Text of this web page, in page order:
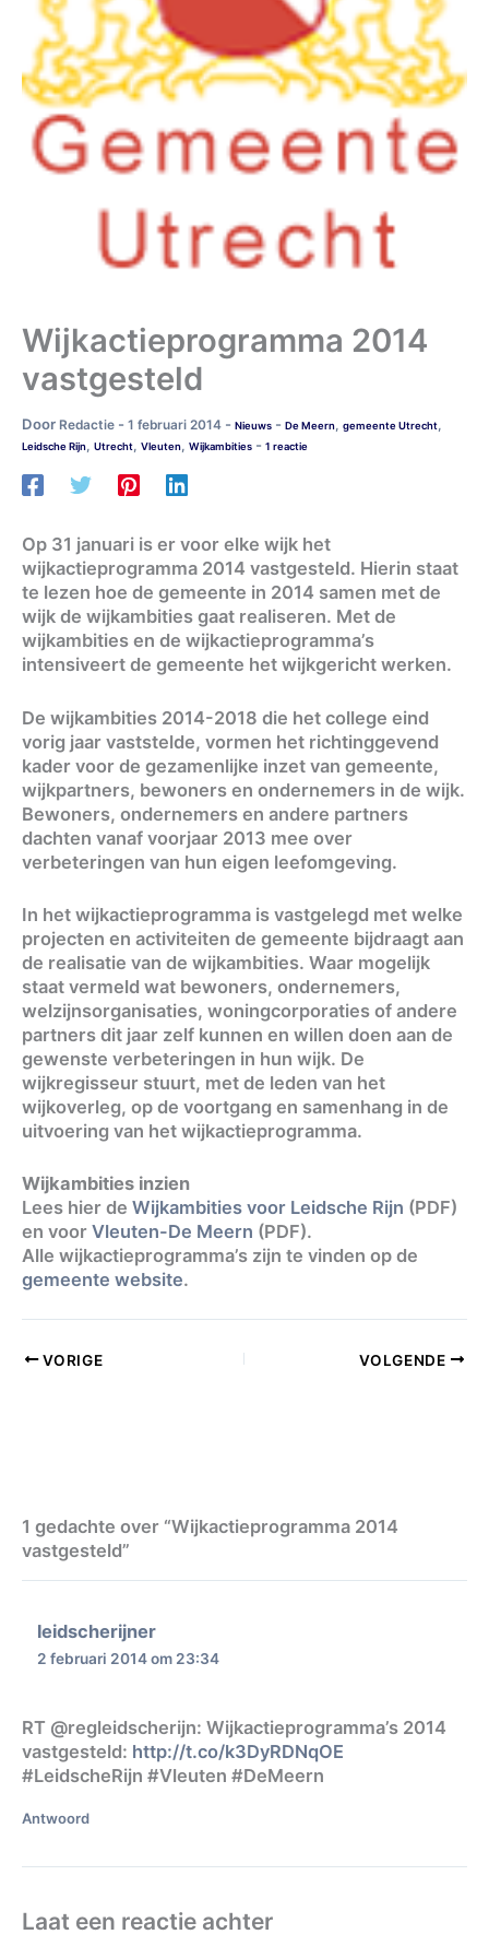
Wijkactieprogramma 2014
vastgesteld
Door Redactie - 1 februari 2014 - Nieuws - De Meern, gemeente Utrecht,
Leidsche Rijn, Utrecht, Vleuten, Wijkambities - 1 reactie
Op 31 januari is er voor elke wijk het
wijkactieprogramma 2014 vastgesteld. Hierin staat
te lezen hoe de gemeente in 2014 samen met de
wijk de wijkambities gaat realiseren. Met de
wijkambities en de wijkactieprogramma’s
intensiveert de gemeente het wijkgericht werken.
De wijkambities 2014-2018 die het college eind
vorig jaar vaststelde, vormen het richtinggevend
kader voor de gezamenlijke inzet van gemeente,
wijkpartners, bewoners en ondernemers in de wijk.
Bewoners, ondernemers en andere partners
dachten vanaf voorjaar 2013 mee over
verbeteringen van hun eigen leefomgeving.
In het wijkactieprogramma is vastgelegd met welke
projecten en activiteiten de gemeente bijdraagt aan
de realisatie van de wijkambities. Waar mogelijk
staat vermeld wat bewoners, ondernemers,
welzijnsorganisaties, woningcorporaties of andere
partners dit jaar zelf kunnen en willen doen aan de
gewenste verbeteringen in hun wijk. De
wijkregisseur stuurt, met de leden van het
wijkoverleg, op de voortgang en samenhang in de
uitvoering van het wijkactieprogramma.
Wijkambities inzien
Lees hier de Wijkambities voor Leidsche Rijn (PDF)
en voor Vleuten-De Meern (PDF).
Alle wijkactieprogramma’s zijn te vinden op de
gemeente website.
VORIGE VOLGENDE
1 gedachte over “Wijkactieprogramma 2014
vastgesteld”
leidscherijner
2 februari 2014 om 23:34
RT @regleidscherijn: Wijkactieprogramma’s 2014
vastgesteld: http://t.co/k3DyRDNqOE
#LeidscheRijn #Vleuten #DeMeern
Antwoord
Laat een reactie achter